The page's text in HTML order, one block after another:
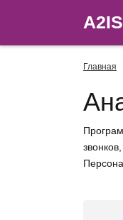
A2IS
Главная